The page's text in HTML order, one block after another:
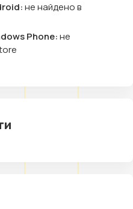
не найдено в
Phone:не